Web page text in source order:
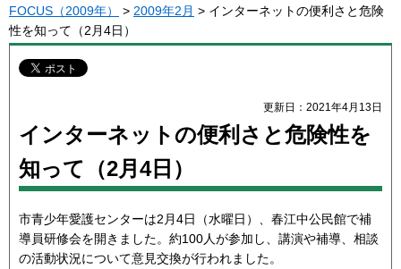
FOCUS（2009年）
> 2009年2月 > インターネットの便利さと危険
性を知って（2月4日）
更新日：2021年4月13日
インターネットの便利さと危険性を
知って（2月4日）
市青少年愛護センターは2月4日（水曜日）、春江中公民館で補
導員研修会を開きました。約100人が参加し、講演や補導、相談
の活動状況について意見交換が行われました。